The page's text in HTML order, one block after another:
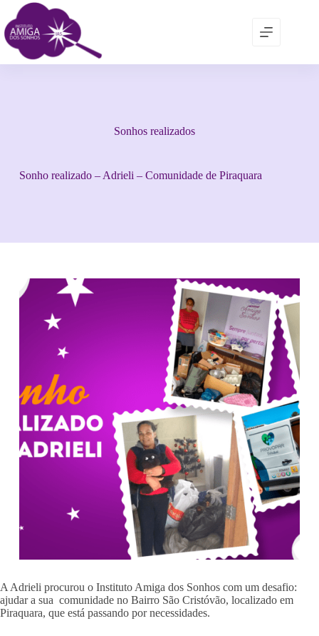
Sonhos realizados
Sonho realizado – Adrieli – Comunidade de Piraquara
A Adrieli procurou o Instituto Amiga dos Sonhos com um desafio:
ajudar a sua comunidade no Bairro São Cristóvão, localizado em
Piraquara, que está passando por necessidades.